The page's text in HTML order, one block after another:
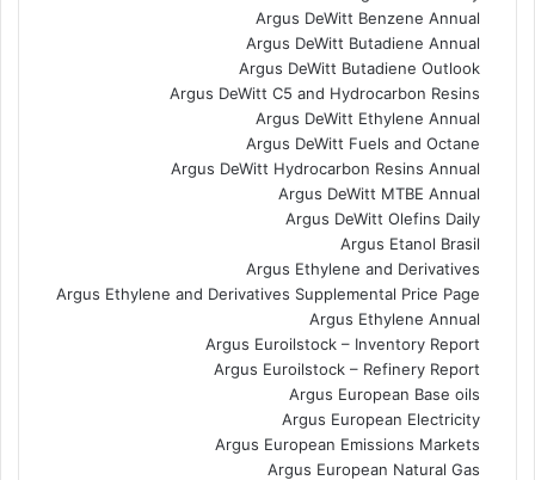
Argus DeWitt Benzene Annual
Argus DeWitt Butadiene Annual
Argus DeWitt Butadiene Outlook
Argus DeWitt C5 and Hydrocarbon Resins
Argus DeWitt Ethylene Annual
Argus DeWitt Fuels and Octane
Argus DeWitt Hydrocarbon Resins Annual
Argus DeWitt MTBE Annual
Argus DeWitt Olefins Daily
Argus Etanol Brasil
Argus Ethylene and Derivatives
Argus Ethylene and Derivatives Supplemental Price Page
Argus Ethylene Annual
Argus Euroilstock – Inventory Report
Argus Euroilstock – Refinery Report
Argus European Base oils
Argus European Electricity
Argus European Emissions Markets
Argus European Natural Gas